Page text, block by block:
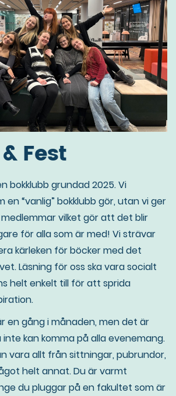
Fest
bokklubb grundad 2025. Vi
en “vanlig” bokklubb gör, utan vi ger
vilket gör att det blir
för alla som är med! Vi strävar
kärleken för böcker med det
Läsning för oss ska vara socialt
helt enkelt till för att sprida
en gång i månaden, men det är
kan komma på alla evenemang.
vara allt från sittningar, pubrundor,
helt annat. Du är varmt
du pluggar på en fakultet som är